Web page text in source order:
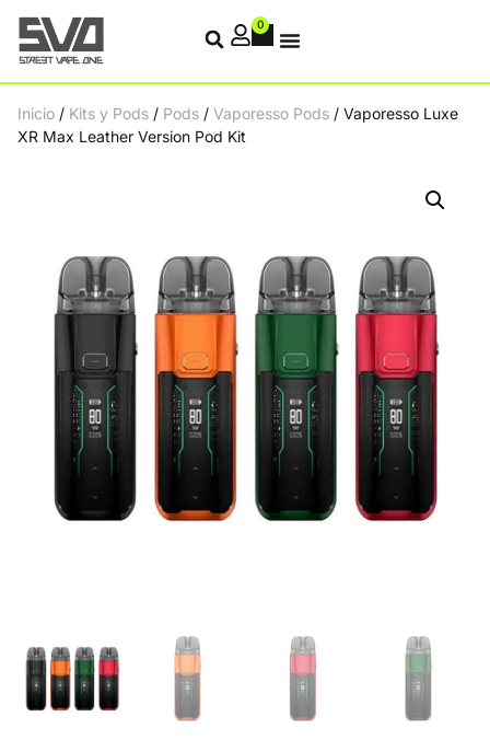
0
Inicio / Kits y Pods / Pods / Vaporesso Pods / Vaporesso Luxe
XR Max Leather Version Pod Kit